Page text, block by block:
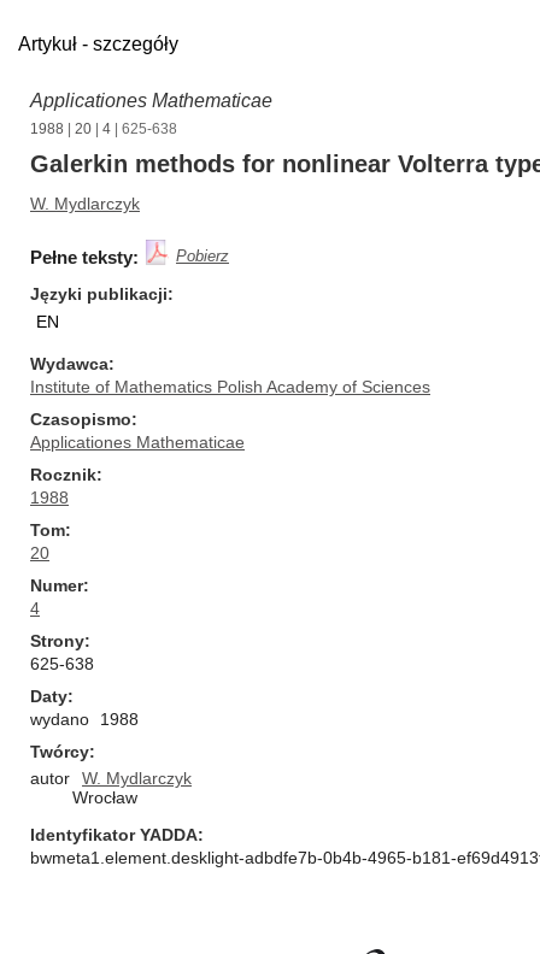
Artykuł - szczegóły
Applicationes Mathematicae
1988 20 4 | 625-638
Galerkin methods for nonlinear Volterra
W. Mydlarczyk
Pełne teksty: Pobierz
Języki publikacji
EN
Wydawca
Institute of Mathematics Polish Academy of Sciences
Czasopismo
Applicationes Mathematicae
Rocznik
1988
Tom
20
Numer
4
Strony
625-638
Daty
wydano
1988
Twórcy
autor
W. Mydlarczyk
Wrocław
Identyfikator YADDA
bwmeta1.element.desklight-adbdfe7b-0b4b-4965-b181-